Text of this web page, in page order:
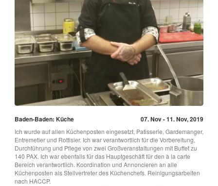
Baden-Baden: Küche 07. Nov - 11. Nov, 2019
Ich wurde auf allen Küchenposten eingesetzt, Patisserie, Gardemanger,
Entremetier und Rottisier. Ich war verantwortlich für die Vorbereitung,
Durchführung und Pflege von zwei Großveranstaltungen mit Buffet zu
140 PAX. Ich war ebenfalls für das Hauptgeschäft für den à la carte
Bereich verantwortlich. Koordination und Annoncieren an alle
Küchenposten als Stellvertreter des Küchenchefs. Reinigungsarbeiten
nach HACCP.